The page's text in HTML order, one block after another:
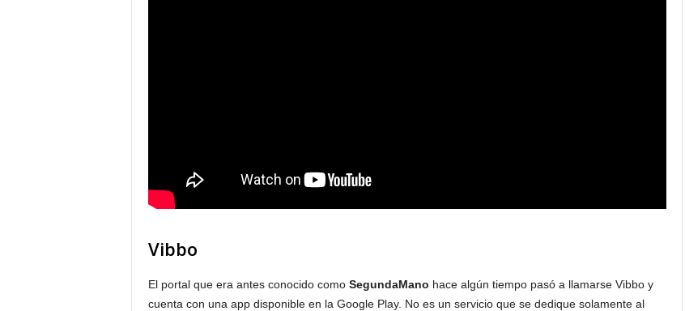
Vibbo
El portal que era antes conocido comoSegundaMano hace algún tiempo pasó a llamarse Vibbo y
cuenta con una app disponible en la Google Play. No es un servicio que se dedique solamente al